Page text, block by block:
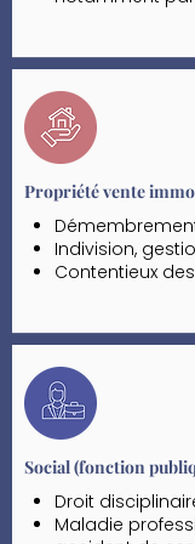
conciliation et
Organisation
conventionnelle
par une
l’IFOMENE
Propriété vente
Indivision,
Contentieux
Vente en bloc,
Expropriation
Social (fonction
Droit
Maladie